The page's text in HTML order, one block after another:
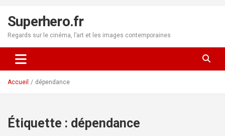
contenu
Superhero.fr
Regards sur le cinéma, l’art et les images contemporaines
Accueil dépendance
Étiquette : dépendance